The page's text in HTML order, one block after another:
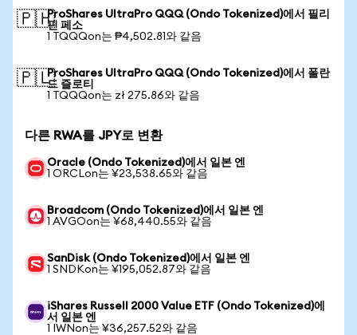
🇵🇭ProShares UltraPro QQQ (Ondo Tokenized)에서 필리
핀 페소
1 TQQQon는 ₱4,502.81와 같음
🇵🇱ProShares UltraPro QQQ (Ondo Tokenized)에서 폴란
드 즐로티
1 TQQQon는 zł 275.86와 같음
다른 RWA를 JPY로 변환
Oracle (Ondo Tokenized)에서 일본 엔
1 ORCLon는 ¥23,538.65와 같음
Broadcom (Ondo Tokenized)에서 일본 엔
1 AVGOon는 ¥68,440.55와 같음
SanDisk (Ondo Tokenized)에서 일본 엔
1 SNDKon는 ¥195,052.87와 같음
iShares Russell 2000 Value ETF (Ondo Tokenized)에
서 일본 엔
1 IWNon는 ¥36,257.52와 같음